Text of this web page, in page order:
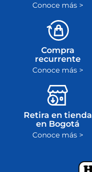
Conoce más >
Compra
recurrente
Conoce más >
Retira en tienda
en Bogotá
Conoce más >